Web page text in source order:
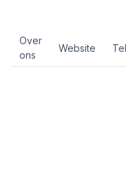
Over
ons
Website